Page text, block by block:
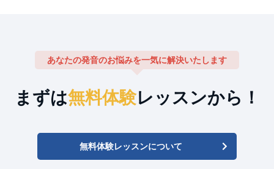
あなたの発音のお悩みを一気に解決いたします
まずは無料体験レッスンから！
無料体験レッスンについて